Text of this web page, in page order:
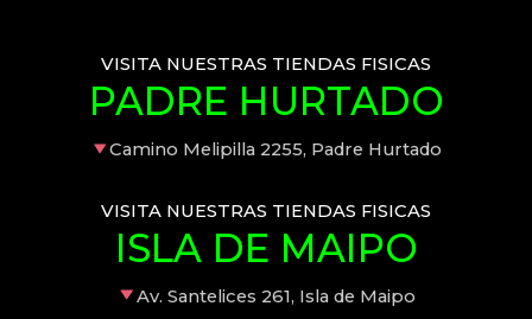
VISITA NUESTRAS TIENDAS FISICAS
PADRE HURTADO
Camino Melipilla 2255, Padre Hurtado
VISITA NUESTRAS TIENDAS FISICAS
ISLA DE MAIPO
Av. Santelices 261, Isla de Maipo